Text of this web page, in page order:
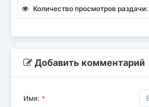
Количество просмотров раздачи:
Добавить комментарий
Имя: *